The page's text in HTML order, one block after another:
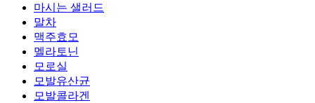
마시는 샐러드
말차
맥주효모
멜라토닌
모로실
모발유산균
모발콜라겐